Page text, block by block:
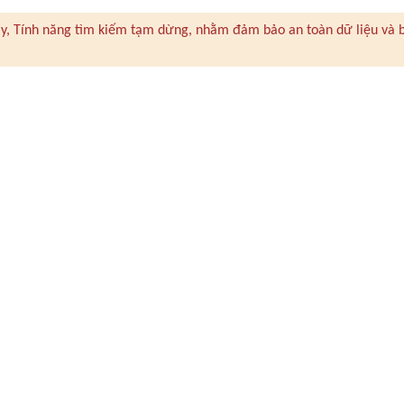
Tính năng tìm kiếm tạm dừng, nhằm đảm bảo an toàn dữ liệu và